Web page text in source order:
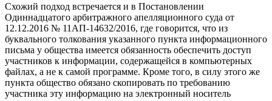
Схожий подход встречается и в Постановлении
Одиннадцатого арбитражного апелляционного суда от
12.12.2016 № 11АП-14632/2016, где говорится, что из
буквального толкования указанного пункта информационного
письма у общества имеется обязанность обеспечить доступ
участников к информации, содержащейся в компьютерных
файлах, а не к самой программе. Кроме того, в силу этого же
пункта общество обязано скопировать по требованию
участника эту информацию на электронный носитель